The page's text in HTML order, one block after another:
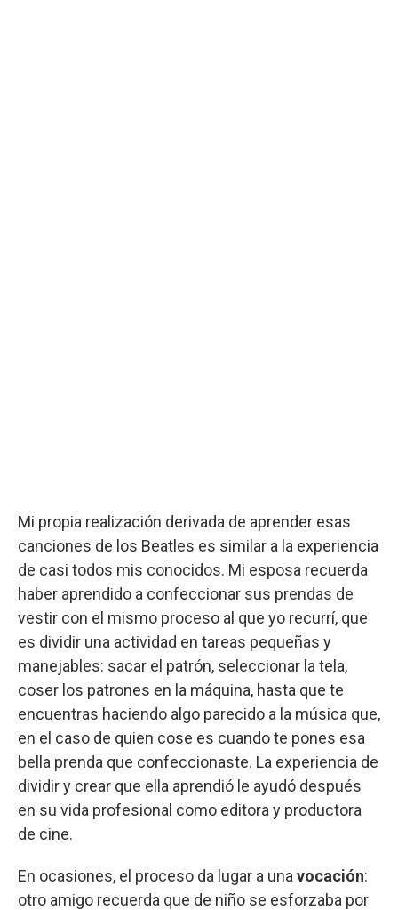
Mi propia realización derivada de aprender esas
canciones de los Beatles es similar a la experiencia
de casi todos mis conocidos. Mi esposa recuerda
haber aprendido a confeccionar sus prendas de
vestir con el mismo proceso al que yo recurrí, que
es dividir una actividad en tareas pequeñas y
manejables: sacar el patrón, seleccionar la tela,
coser los patrones en la máquina, hasta que te
encuentras haciendo algo parecido a la música que,
en el caso de quien cose es cuando te pones esa
bella prenda que confeccionaste. La experiencia de
dividir y crear que ella aprendió le ayudó después
en su vida profesional como editora y productora
de cine.
En ocasiones, el proceso da lugar a una vocación:
otro amigo recuerda que de niño se esforzaba por